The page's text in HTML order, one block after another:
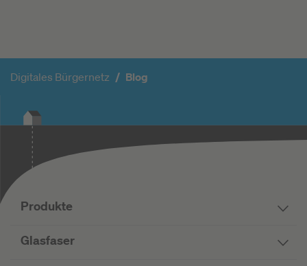
Digitales Bürgernetz Blog
Produkte
Glasfaser